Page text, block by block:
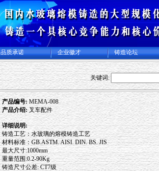
品质承诺 企业徽才 铸造论坛
关键词:
产品编号: MEMA-008
产品介绍:叉车配件
详细说明:
铸造工艺：水玻璃的熔模铸造工艺
材料标准：GB.ASTM. AISI. DIN. BS. JIS
最大尺寸:1000mm
重量范围:0.2-90Kg
铸造尺寸公差: CT7级